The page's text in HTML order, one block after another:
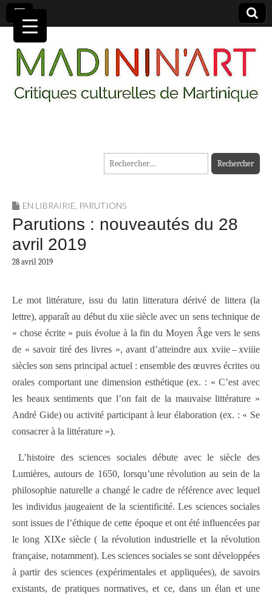
MADININ'ART
Rechercher :
EN LIBRAIRIE, PARUTIONS
Parutions : nouveautés du 28
avril 2019
28 avril 2019
Le mot littérature, issu du latin litteratura dérivé de littera (la
lettre), apparaît au début du xiie siècle avec un sens technique de
« chose écrite » puis évolue à la fin du Moyen Âge vers le sens
de « savoir tiré des livres », avant d’atteindre aux xviie – xviiie
siècles son sens principal actuel : ensemble des œuvres écrites ou
orales comportant une dimension esthétique (ex. : « C’est avec
les beaux sentiments que l’on fait de la mauvaise littérature »
André Gide) ou activité participant à leur élaboration (ex. : « Se
consacrer à la littérature »).
L’histoire des sciences sociales débute avec le siècle des
Lumières, autours de 1650, lorsqu’une révolution au sein de la
philosophie naturelle a changé le cadre de référence avec lequel
les individus jaugeaient de la scientificité. Les sciences sociales
sont issues de l’éthique de cette époque et ont été influencées par
le long XIXe siècle ( la révolution industrielle et la révolution
française, notamment). Les sciences sociales se sont développées
à partir des sciences (expérimentales et appliquées), de savoirs
existants, de pratiques normatives, et ce, dans un élan et une